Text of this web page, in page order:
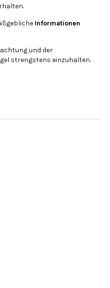
Informationen
und der
strengstens einzuhalten.